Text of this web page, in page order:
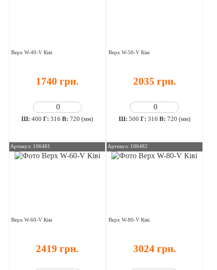
Верх W-40-V Ківі
1740 грн.
Ш:400 Г:316 В:720 (мм)
Верх W-50-V Ківі
2035 грн.
Ш: 500 Г: 316 В: 720 (мм)
Артикул: 106481
Верх W-60-V Ківі
2419 грн.
Артикул: 106482
Верх W-80-V Ківі
3024 грн.